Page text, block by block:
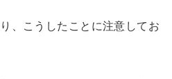
、こうしたことに注意してお